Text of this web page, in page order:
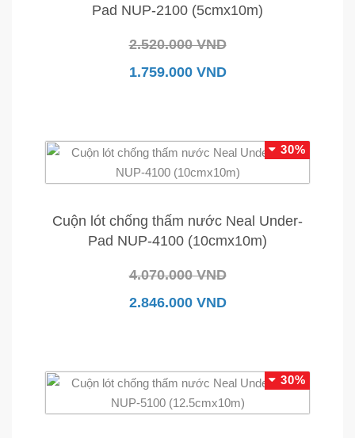
Pad NUP-2100 (5cmx10m)
2.520.000 VND
1.759.000 VND
30%
Cuộn lót chống thấm nước Neal Under-
Pad NUP-4100 (10cmx10m)
4.070.000 VND
2.846.000 VND
30%